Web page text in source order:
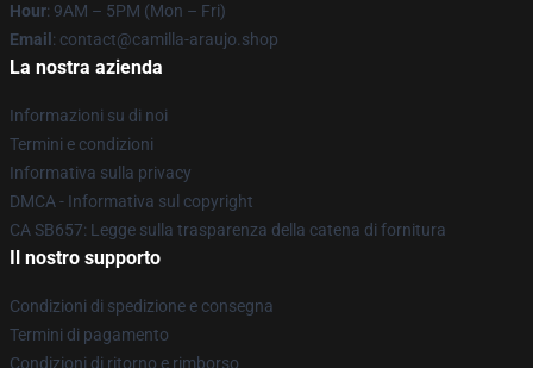
Hour: 9AM – 5PM (Mon – Fri)
Email : contact@camilla-araujo.shop
La nostra azienda
Informazioni su di noi
Termini e condizioni
Informativa sulla privacy
DMCA - Informativa sul copyright
CA SB657: Legge sulla trasparenza della catena di fornitura
Il nostro supporto
Condizioni di spedizione e consegna
Termini di pagamento
Condizioni di ritorno e rimborso